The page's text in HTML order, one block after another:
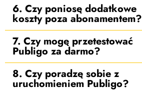
6. Czy poniosę dodatkowe
koszty poza abonamentem?
7. Czy mogę przetestować
Publigo za darmo?
8. Czy poradzę sobie z
uruchomieniem Publigo?